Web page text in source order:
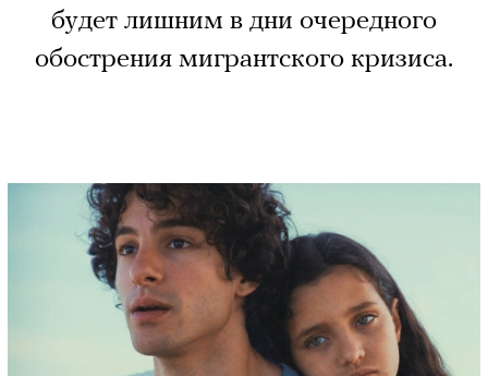
будет лишним в дни очередного
обострения мигрантского кризиса.